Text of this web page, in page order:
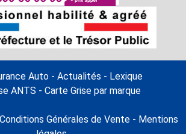
Auto - Actualités - Lexique
ANTS - Carte Grise par marque
Conditions Générales de Vente - Mentions